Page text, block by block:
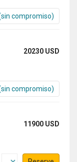
compromiso)
20230 USD
compromiso)
11900 USD